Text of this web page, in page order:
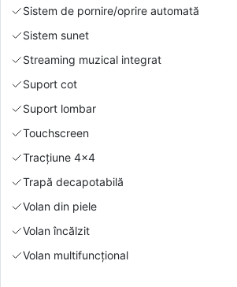
Sistem de pornire/oprire automată
Sistem sunet
Streaming muzical integrat
Suport cot
Suport lombar
Touchscreen
Tracțiune 4x4
Trapă decapotabilă
Volan din piele
Volan încălzit
Volan multifuncțional